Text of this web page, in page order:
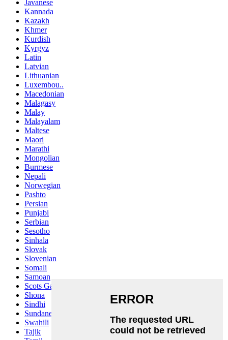
Javanese
Kannada
Kazakh
Khmer
Kurdish
Kyrgyz
Latin
Latvian
Lithuanian
Luxembou..
Macedonian
Malagasy
Malay
Malayalam
Maltese
Maori
Marathi
Mongolian
Burmese
Nepali
Norwegian
Pashto
Persian
Punjabi
Serbian
Sesotho
Sinhala
Slovak
Slovenian
Somali
Samoan
Scots Gaelic
Shona
Sindhi
Sundanese
Swahili
Tajik